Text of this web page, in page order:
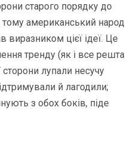
старого порядку до
американський народ
виразником цієї ідеї. Це
тренду (як і все решта
сторони лупали несучу
й лагодили;
з обох боків, піде